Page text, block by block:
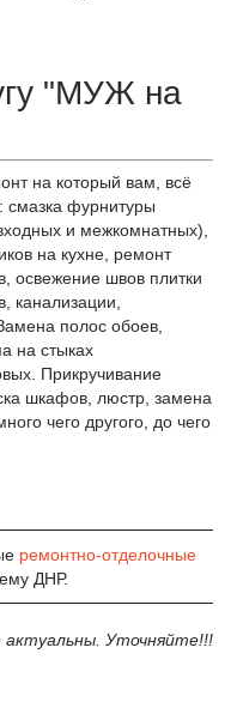
"МУЖ на
на который вам, всё
смазка фурнитуры
и межкомнатных),
на кухне, ремонт
освежение швов плитки
канализации,
полос обоев,
на стыках
Прикручивание
шкафов, люстр, замена
чего другого, до чего
ремонтно-отделочные
ДНР.
актуальны. Уточняйте!!!